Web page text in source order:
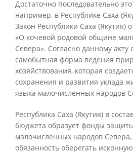
Достаточно последовательно
например, в Республике Саха
Закон Республики Саха (Якутия)
«О кочевой родовой общине
Севера». Согласно данному
самобытная форма ведения
хозяйствования, которая
сохранения и развития уклада
языка малочисленных народов
Республика Саха (Якутия) в
бюджета образует фонды
малочисленных народов Севера,
обязанность оберегать